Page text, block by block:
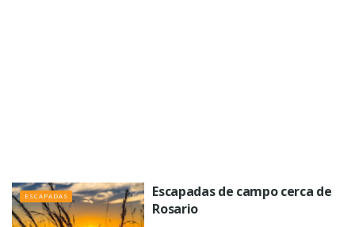
ESCAPADAS
Escapadas de campo cerca de
Rosario